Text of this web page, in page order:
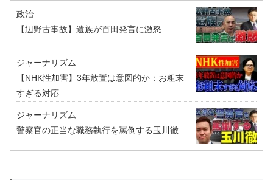
政治
【辺野古事故】遺族が百田発言に激怒
ジャーナリズム
【NHK性加害】3年放置は意図的か：お粗末
すぎる対応
ジャーナリズム
警察官の正当な職務執行を罵倒する玉川徹